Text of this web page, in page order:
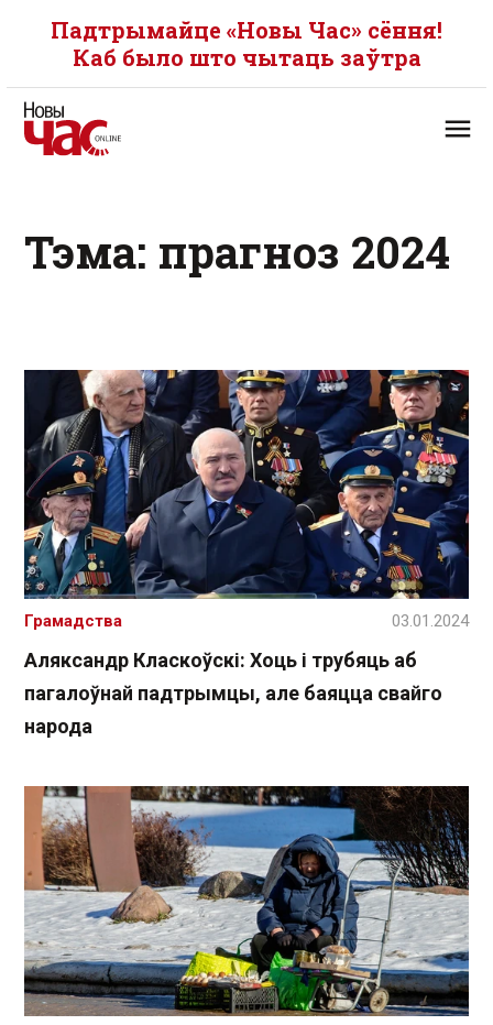
Падтрымайце «Новы Час» сёння!
Каб было што чытаць заўтра
Тэма: прагноз 2024
Аляксандр Класкоўскі: Хоць і трубяць аб
пагалоўнай падтрымцы, але баяцца свайго
народа
Грамадства 03.01.2024